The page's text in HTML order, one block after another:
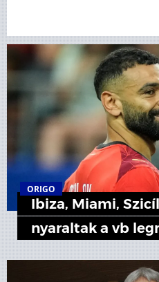
ORIGO
Ibiza, Miami,
nyaraltak a vb